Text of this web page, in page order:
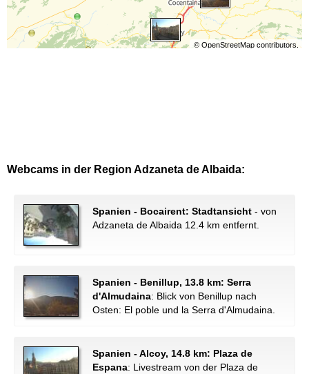
© OpenStreetMapcontributors.
Webcams in der Region Adzaneta de Albaida:
Spanien - Bocairent: Stadtansicht - von
Adzaneta de Albaida 12.4 km entfernt.
Spanien - Benillup, 13.8 km: Serra
d'Almudaina: Blick von Benillup nach
Osten: El poble und la Serra d'Almudaina.
Spanien - Alcoy, 14.8 km: Plaza de
Espana: Livestream von der Plaza de